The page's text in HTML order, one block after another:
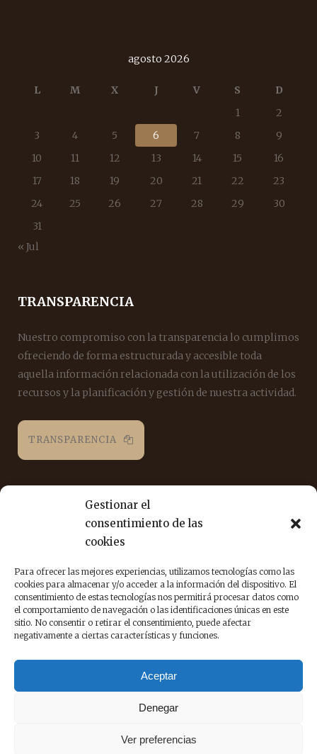
Gestionar el
consentimiento de las
cookies
Para ofrecer las mejores experiencias, utilizamos tecnologías como las
cookies para almacenar y/o acceder a la información del dispositivo. El
consentimiento de estas tecnologías nos permitirá procesar datos como
el comportamiento de navegación o las identificaciones únicas en este
sitio. No consentir o retirar el consentimiento, puede afectar
negativamente a ciertas características y funciones.
Aceptar
Denegar
Ver preferencias
agosto 2026
L M X J V S
D
1
2
3
4 5 6 7 8
9
10
11 12 13 14 15
16
17
18 19 20 21 22
23
24
25 26 27 28 29
30
31
« Jul
TRANSPARENCIA
Nuestro compromiso con la transparencia lo cumplimos
ofreciendo de forma estructurada y accesible toda
aquella información relacionada con la utilización de los
recursos y la planificación y gestión de nuestra actividad.
TRANSPARENCIA
REDES SOCIALES
Puedes seguirnos en las siguientes redes sociales para
© DignitasVitae. La Asociación denominada DIGNITAS VITAE se
acoge a lo dispuesto en la Ley Orgánica 1/2002, de 22 de marzo,
complementarias.